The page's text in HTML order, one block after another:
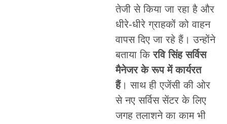
तेजी से किया जा रहा है और
धीरे-धीरे ग्राहकों को वाहन
वापस दिए जा रहे हैं। उन्होंने
बताया किरवि सिंह सर्विस
मैनेजर के रूप में कार्यरत
हैं। साथ ही एजेंसी की ओर
से नए सर्विस सेंटर के लिए
जगह तलाशने का काम भी